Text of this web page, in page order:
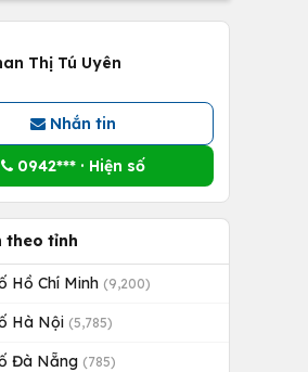
Thị Tú Uyên
Nhắn tin
0942*** · Hiện số
theo tỉnh
Hồ Chí Minh (9,200)
Hà Nội (5,785)
Đà Nẵng (785)